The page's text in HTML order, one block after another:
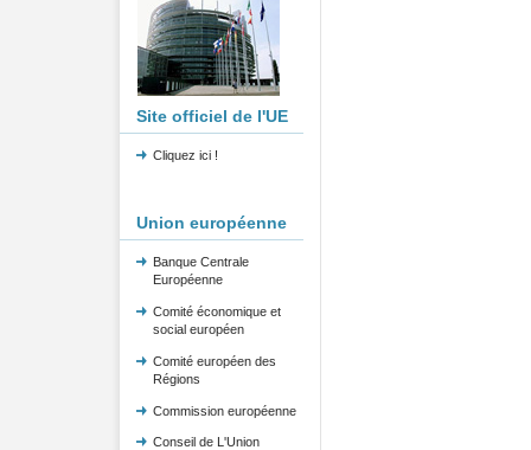
Site officiel de l'UE
Cliquez ici !
Union européenne
Banque Centrale
Européenne
Comité économique et
social européen
Comité européen des
Régions
Commission européenne
Conseil de L'Union